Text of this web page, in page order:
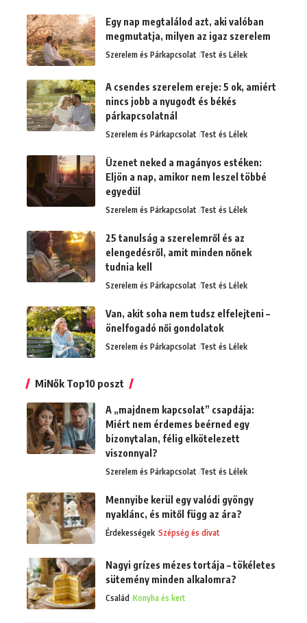
Egy nap megtalálod azt, aki valóban
megmutatja, milyen az igaz szerelem
Szerelem és Párkapcsolat Test és Lélek
A csendes szerelem ereje: 5 ok, amiért
nincs jobb a nyugodt és békés
párkapcsolatnál
Szerelem és Párkapcsolat Test és Lélek
Üzenet neked a magányos estéken:
Eljön a nap, amikor nem leszel többé
egyedül
Szerelem és Párkapcsolat Test és Lélek
25 tanulság a szerelemről és az
elengedésről, amit minden nőnek
tudnia kell
Szerelem és Párkapcsolat Test és Lélek
Van, akit soha nem tudsz elfelejteni –
önelfogadó női gondolatok
Szerelem és Párkapcsolat Test és Lélek
MiNők Top10 poszt
A „majdnem kapcsolat” csapdája:
Miért nem érdemes beérned egy
bizonytalan, félig elkötelezett
viszonnyal?
Szerelem és Párkapcsolat Test és Lélek
Mennyibe kerül egy valódi gyöngy
nyaklánc, és mitől függ az ára?
Érdekességek Szépség és divat
Nagyi grízes mézes tortája – tökéletes
sütemény minden alkalomra?
Család Konyha és kert